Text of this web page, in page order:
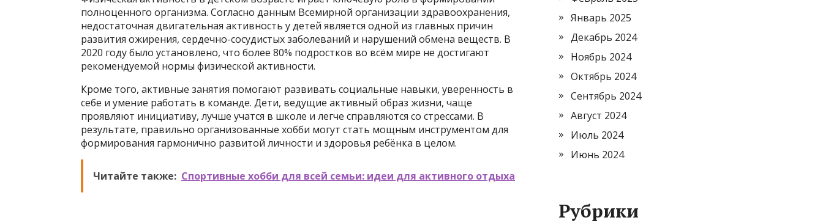
полноценного организма. Согласно данным Всемирной организации здравоохранения,
недостаточная двигательная активность у детей является одной из главных причин
развития ожирения, сердечно-сосудистых заболеваний и нарушений обмена веществ. В
2020 году было установлено, что более 80% подростков во всём мире не достигают
рекомендуемой нормы физической активности.
Кроме того, активные занятия помогают развивать социальные навыки, уверенность в
себе и умение работать в команде. Дети, ведущие активный образ жизни, чаще
проявляют инициативу, лучше учатся в школе и легче справляются со стрессами. В
результате, правильно организованные хобби могут стать мощным инструментом для
формирования гармонично развитой личности и здоровья ребёнка в целом.
Читайте также: Спортивные хобби для всей семьи: идеи для активного отдыха
Январь 2025
Декабрь 2024
Ноябрь 2024
Октябрь 2024
Сентябрь 2024
Август 2024
Июль 2024
Июнь 2024
Рубрики